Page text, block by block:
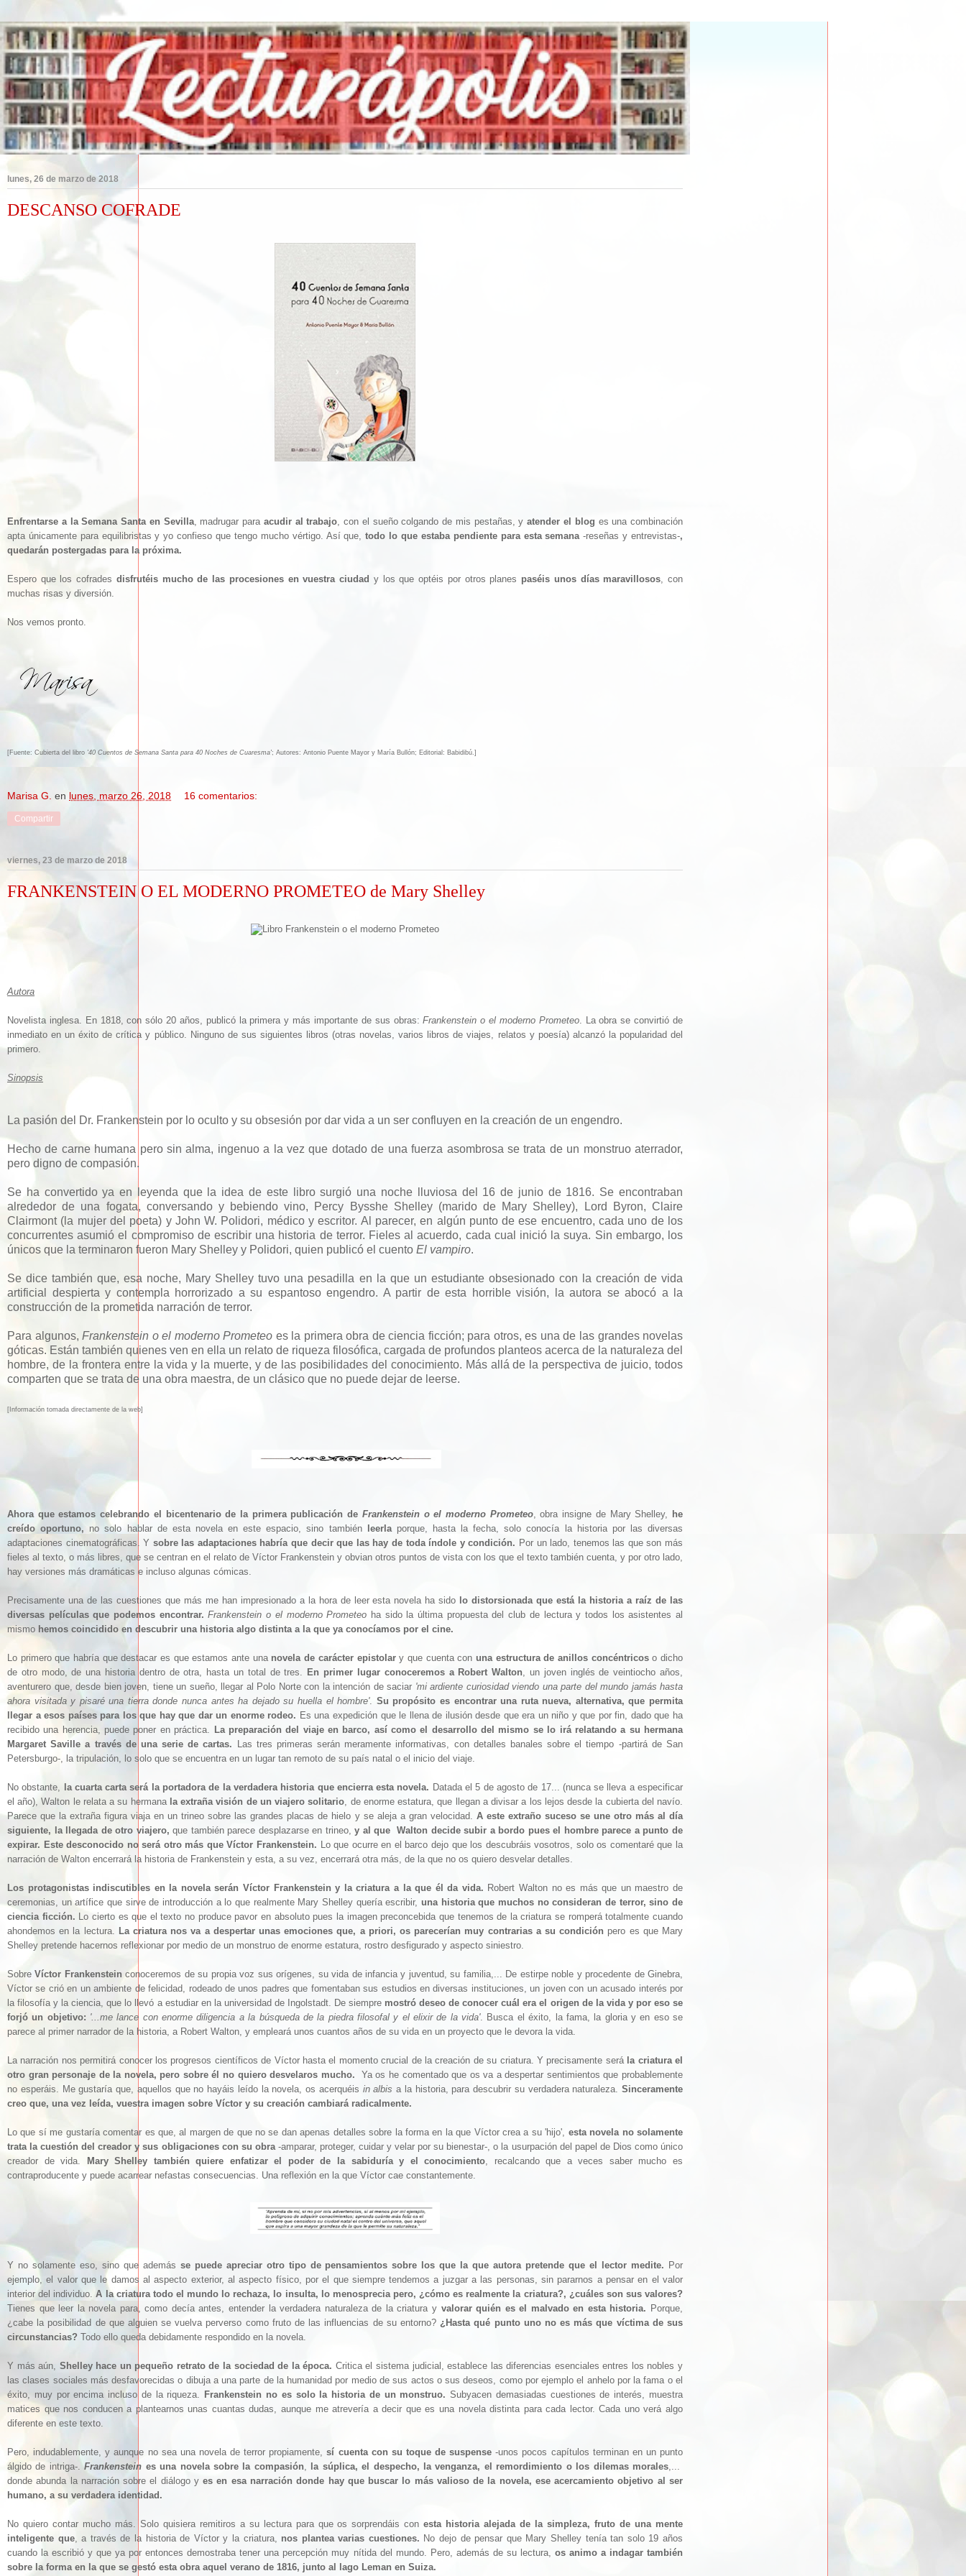
lunes, 26 de marzo de 2018
DESCANSO COFRADE
Enfrentarse a la Semana Santa en Sevilla, madrugar para acudir al trabajo , con el sueño colgando de mis pestañas, yatender el blog es una combinación
apta únicamente para equilibristas y yo confieso que tengo mucho vértigo. Así que,todo lo que estaba pendiente para esta semana -reseñas y entrevistas-,
quedarán postergadas para la próxima.
Espero que los cofrades disfrutéis mucho de las procesiones en vuestra ciudad y los que optéis por otros planes paséis unos días maravillosos , con
muchas risas y diversión.
Nos vemos pronto.
[Fuente: Cubierta del libro '40 Cuentos de Semana Santa para 40 Noches de Cuaresma'; Autores: Antonio Puente Mayor y María Bullón; Editorial: Babidibú.]
Marisa G. en lunes, marzo 26, 2018 16 comentarios:
Compartir
viernes, 23 de marzo de 2018
FRANKENSTEIN O EL MODERNO PROMETEO de Mary Shelley
Autora
Novelista inglesa. En 1818, con sólo 20 años, publicó la primera y más importante de sus obras:Frankenstein o el moderno Prometeo. La obra se convirtió de
inmediato en un éxito de crítica y público. Ninguno de sus siguientes libros (otras novelas, varios libros de viajes, relatos y poesía) alcanzó la popularidad del
primero.
Sinopsis
La pasión del Dr. Frankenstein por lo oculto y su obsesión por dar vida a un ser confluyen en la creación de un engendro.
Hecho de carne humana pero sin alma, ingenuo a la vez que dotado de una fuerza asombrosa se trata de un monstruo aterrador,
pero digno de compasión.
Se ha convertido ya en leyenda que la idea de este libro surgió una noche lluviosa del 16 de junio de 1816. Se encontraban
alrededor de una fogata, conversando y bebiendo vino, Percy Bysshe Shelley (marido de Mary Shelley), Lord Byron, Claire
Clairmont (la mujer del poeta) y John W. Polidori, médico y escritor. Al parecer, en algún punto de ese encuentro, cada uno de los
concurrentes asumió el compromiso de escribir una historia de terror. Fieles al acuerdo, cada cual inició la suya. Sin embargo, los
únicos que la terminaron fueron Mary Shelley y Polidori, quien publicó el cuento El vampiro.
Se dice también que, esa noche, Mary Shelley tuvo una pesadilla en la que un estudiante obsesionado con la creación de vida
artificial despierta y contempla horrorizado a su espantoso engendro. A partir de esta horrible visión, la autora se abocó a la
construcción de la prometida narración de terror.
Para algunos,Frankenstein o el moderno Prometeo es la primera obra de ciencia ficción; para otros, es una de las grandes novelas
góticas. Están también quienes ven en ella un relato de riqueza filosófica, cargada de profundos planteos acerca de la naturaleza del
hombre, de la frontera entre la vida y la muerte, y de las posibilidades del conocimiento. Más allá de la perspectiva de juicio, todos
comparten que se trata de una obra maestra, de un clásico que no puede dejar de leerse.
[Información tomada directamente de la web]
Ahora que estamos celebrando el bicentenario de la primera publicación de Frankenstein o el moderno Prometeo, obra insigne de Mary Shelley, he
creído oportuno, no solo hablar de esta novela en este espacio, sino también leerla porque, hasta la fecha, solo conocía la historia por las diversas
adaptaciones cinematográficas. Y sobre las adaptaciones habría que decir que las hay de toda índole y condición. Por un lado, tenemos las que son más
fieles al texto, o más libres, que se centran en el relato de Víctor Frankenstein y obvian otros puntos de vista con los que el texto también cuenta, y por otro lado,
hay versiones más dramáticas e incluso algunas cómicas.
Precisamente una de las cuestiones que más me han impresionado a la hora de leer esta novela ha sido lo distorsionada que está la historia a raíz de las
diversas películas que podemos encontrar. Frankenstein o el moderno Prometeo ha sido la última propuesta del club de lectura y todos los asistentes al
mismo hemos coincidido en descubrir una historia algo distinta a la que ya conocíamos por el cine.
Lo primero que habría que destacar es que estamos ante una novela de carácter epistolary que cuenta con una estructura de anillos concéntricoso dicho
de otro modo, de una historia dentro de otra, hasta un total de tres. En primer lugar conoceremos a Robert Walton, un joven inglés de veintiocho años,
aventurero que, desde bien joven, tiene un sueño, llegar al Polo Norte con la intención de saciar 'mi ardiente curiosidad viendo una parte del mundo jamás hasta
ahora visitada y pisaré una tierra donde nunca antes ha dejado su huella el hombre'. Su propósito es encontrar una ruta nueva, alternativa, que permita
llegar a esos países para los que hay que dar un enorme rodeo. Es una expedición que le llena de ilusión desde que era un niño y que por fin, dado que ha
recibido una herencia, puede poner en práctica. La preparación del viaje en barco, así como el desarrollo del mismo se lo irá relatando a su hermana
Margaret Saville a través de una serie de cartas. Las tres primeras serán meramente informativas, con detalles banales sobre el tiempo -partirá de San
Petersburgo-, la tripulación, lo solo que se encuentra en un lugar tan remoto de su país natal o el inicio del viaje.
No obstante, la cuarta carta será la portadora de la verdadera historia que encierra esta novela. Datada el 5 de agosto de 17... (nunca se lleva a especificar
el año), Walton le relata a su hermana la extraña visión de un viajero solitario, de enorme estatura, que llegan a divisar a los lejos desde la cubierta del navío.
Parece que la extraña figura viaja en un trineo sobre las grandes placas de hielo y se aleja a gran velocidad. A este extraño suceso se une otro más al día
siguiente, la llegada de otro viajero, que también parece desplazarse en trineo, y al que Walton decide subir a bordo pues el hombre parece a punto de
expirar. Este desconocido no será otro más que Víctor Frankenstein. Lo que ocurre en el barco dejo que los descubráis vosotros, solo os comentaré que la
narración de Walton encerrará la historia de Frankenstein y esta, a su vez, encerrará otra más, de la que no os quiero desvelar detalles.
Los protagonistas indiscutibles en la novela serán Víctor Frankenstein y la criatura a la que él da vida. Robert Walton no es más que un maestro de
ceremonias, un artífice que sirve de introducción a lo que realmente Mary Shelley quería escribir, una historia que muchos no consideran de terror, sino de
ciencia ficción. Lo cierto es que el texto no produce pavor en absoluto pues la imagen preconcebida que tenemos de la criatura se romperá totalmente cuando
ahondemos en la lectura. La criatura nos va a despertar unas emociones que, a priori, os parecerían muy contrarias a su condición pero es que Mary
Shelley pretende hacernos reflexionar por medio de un monstruo de enorme estatura, rostro desfigurado y aspecto siniestro.
SobreVíctor Frankenstein conoceremos de su propia voz sus orígenes, su vida de infancia y juventud, su familia,... De estirpe noble y procedente de Ginebra,
Víctor se crió en un ambiente de felicidad, rodeado de unos padres que fomentaban sus estudios en diversas instituciones, un joven con un acusado interés por
la filosofía y la ciencia, que lo llevó a estudiar en la universidad de Ingolstadt. De siempre mostró deseo de conocer cuál era el origen de la vida y por eso se
forjó un objetivo: '...me lance con enorme diligencia a la búsqueda de la piedra filosofal y el elixir de la vida'. Busca el éxito, la fama, la gloria y en eso se
parece al primer narrador de la historia, a Robert Walton, y empleará unos cuantos años de su vida en un proyecto que le devora la vida.
La narración nos permitirá conocer los progresos científicos de Víctor hasta el momento crucial de la creación de su criatura. Y precisamente será la criatura el
otro gran personaje de la novela, pero sobre él no quiero desvelaros mucho. Ya os he comentado que os va a despertar sentimientos que probablemente
no esperáis. Me gustaría que, aquellos que no hayáis leído la novela, os acerquéis in albis a la historia, para descubrir su verdadera naturaleza. Sinceramente
creo que, una vez leída, vuestra imagen sobre Víctor y su creación cambiará radicalmente.
Lo que sí me gustaría comentar es que, al margen de que no se dan apenas detalles sobre la forma en la que Víctor crea a su 'hijo', esta novela no solamente
trata la cuestión del creador y sus obligaciones con su obra-amparar, proteger, cuidar y velar por su bienestar-, o la usurpación del papel de Dios como único
creador de vida.
Mary Shelley también quiere enfatizar el poder de la sabiduría y el conocimiento, recalcando que a veces saber mucho es
contraproducente y puede acarrear nefastas consecuencias. Una reflexión en la que Víctor cae constantemente.
Y no solamente eso, sino que además se puede apreciar otro tipo de pensamientos sobre los que la que autora pretende que el lector medite. Por
ejemplo, el valor que le damos al aspecto exterior, al aspecto físico, por el que siempre tendemos a juzgar a las personas, sin pararnos a pensar en el valor
interior del individuo.A la criatura todo el mundo lo rechaza, lo insulta, lo menosprecia pero, ¿cómo es realmente la criatura?, ¿cuáles son sus valores?
Tienes que leer la novela para, como decía antes, entender la verdadera naturaleza de la criatura y valorar quién es el malvado en esta historia. Porque,
¿cabe la posibilidad de que alguien se vuelva perverso como fruto de las influencias de su entorno?¿Hasta qué punto uno no es más que víctima de sus
circunstancias? Todo ello queda debidamente respondido en la novela.
Y más aún, Shelley hace un pequeño retrato de la sociedad de la época. Critica el sistema judicial, establece las diferencias esenciales entres los nobles y
las clases sociales más desfavorecidas o dibuja a una parte de la humanidad por medio de sus actos o sus deseos, como por ejemplo el anhelo por la fama o el
éxito, muy por encima incluso de la riqueza. Frankenstein no es solo la historia de un monstruo. Subyacen demasiadas cuestiones de interés, muestra
matices que nos conducen a plantearnos unas cuantas dudas, aunque me atrevería a decir que es una novela distinta para cada lector. Cada uno verá algo
diferente en este texto.
Pero, indudablemente, y aunque no sea una novela de terror propiamente,sí cuenta con su toque de suspense -unos pocos capítulos terminan en un punto
álgido de intriga-.Frankenstein es una novela sobre la compasión, la súplica, el despecho, la venganza, el remordimiento o los dilemas morales,...
donde abunda la narración sobre el diálogo yes en esa narración donde hay que buscar lo más valioso de la novela, ese acercamiento objetivo al ser
humano, a su verdadera identidad.
No quiero contar mucho más. Solo quisiera remitiros a su lectura para que os sorprendáis conesta historia alejada de la simpleza, fruto de una mente
inteligente que, a través de la historia de Víctor y la criatura, nos plantea varias cuestiones. No dejo de pensar que Mary Shelley tenía tan solo 19 años
cuando la escribió y que ya por entonces demostraba tener una percepción muy nítida del mundo. Pero, además de su lectura, os animo a indagar también
sobre la forma en la que se gestó esta obra aquel verano de 1816, junto al lago Leman en Suiza.